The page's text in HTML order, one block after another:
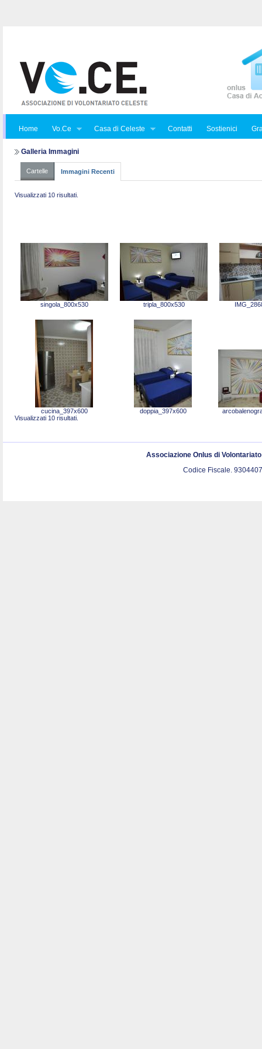
Home Vo.Ce Casa di Celeste Contatti Sostienici
Galleria Immagini
Cartelle Immagini Recenti
Visualizzati 10 risultati.
singola_800x530 tripla_800x530
cucina_397x600 doppia_397x600
Visualizzati 10 risultati.
Associazione Onlus di
Codice Fiscale.